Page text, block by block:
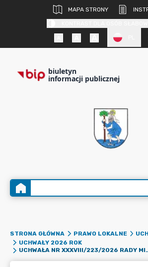
MAPA STRONY
biuletyn
informacji publicznej
STRONA GŁÓWNA PRAWO LOKALNE
UCHWAŁY 2026 ROK
UCHWAŁA NR XXXVIII/223/2026 RADY MIEJSKIEJ W ĆMIELOWIE Z DNIA 15 CZERWCA 2026 R. W SPRAWIE WYRAŻENIA